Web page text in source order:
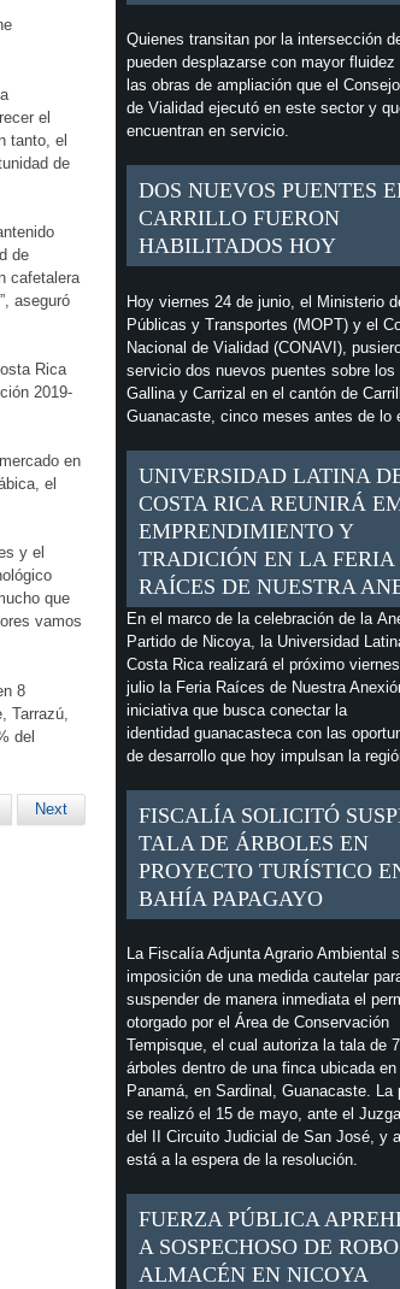
el
tanto, el
de
de
cafetalera
aseguró
Rica
2019-
en
el
y el
que
vamos
8
Tarrazú,
del
Next
Quienes transitan por la intersección
pueden desplazarse con mayor fluidez
las obras de ampliación que el
de Vialidad ejecutó en este sector y
encuentran en servicio.
DOS NUEVOS PUENTES
CARRILLO FUERON
HABILITADOS HOY
Hoy viernes 24 de junio, el Ministerio
Públicas y Transportes (MOPT) y el
Nacional de Vialidad (CONAVI),
servicio dos nuevos puentes sobre los
Gallina y Carrizal en el cantón de
Guanacaste, cinco meses antes de lo
UNIVERSIDAD LATINA
COSTA RICA REUNIRÁ
EMPRENDIMIENTO Y
TRADICIÓN EN LA FERIA
RAÍCES DE NUESTRA
En el marco de la celebración de la
Partido de Nicoya, la Universidad
Costa Rica realizará el próximo
julio la Feria Raíces de Nuestra
iniciativa que busca conectar la
identidad guanacasteca con las
de desarrollo que hoy impulsan la
FISCALÍA SOLICITÓ
TALA DE ÁRBOLES EN
PROYECTO TURÍSTICO
BAHÍA PAPAGAYO
La Fiscalía Adjunta Agrario Ambiental
imposición de una medida cautelar
suspender de manera inmediata el
otorgado por el Área de Conservación
Tempisque, el cual autoriza la tala de
árboles dentro de una finca ubicada en
Panamá, en Sardinal, Guanacaste. La
se realizó el 15 de mayo, ante el
del II Circuito Judicial de San José, y
está a la espera de la resolución.
FUERZA PÚBLICA
A SOSPECHOSO DE
ALMACÉN EN NICOYA